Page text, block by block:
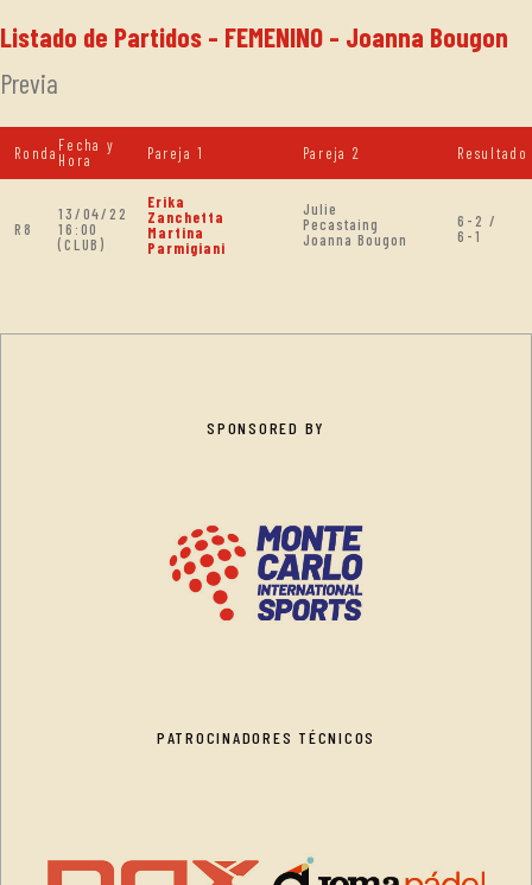
Listado de Partidos - FEMENINO - Joanna Bougon
Previa
Ronda Fecha y
Hora
Pareja 1 Pareja 2 Resultado
R8
13/04/22
16:00
(CLUB)
Erika
Zanchetta
Martina
Parmigiani
Julie
Pecastaing
Joanna Bougon
6-2 /
6-1
SPONSORED BY
PATROCINADORES TÉCNICOS